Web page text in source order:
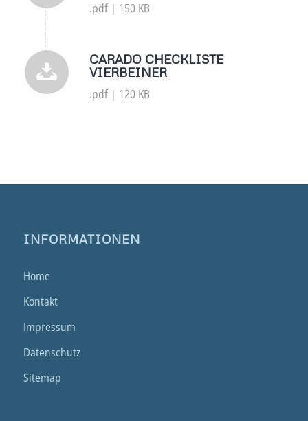
.pdf | 150 KB
CARADO CHECKLISTE
VIERBEINER
.pdf | 120 KB
INFORMATIONEN
Home
Kontakt
Impressum
Datenschutz
Sitemap